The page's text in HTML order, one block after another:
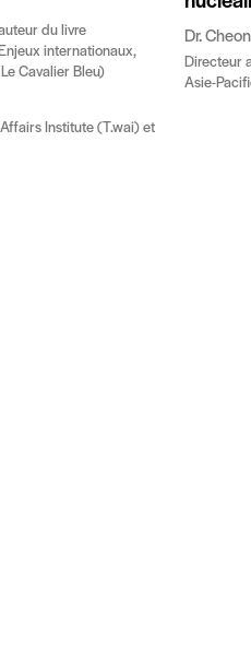
du livre
internationaux,
Cavalier Bleu)
Institute (T.wai) et
Dr.
Directeur
Asie-